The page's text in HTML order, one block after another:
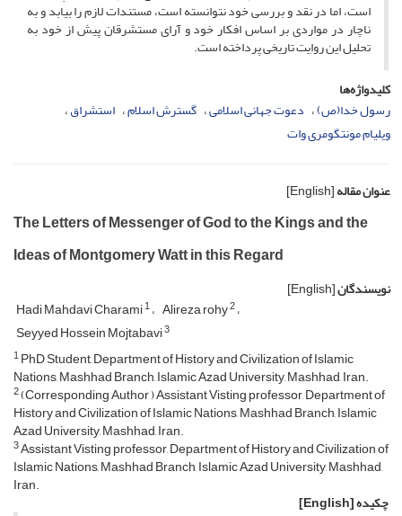
است، اما در نقد و بررسی خود نتوانسته است، مستندات لازم را بیابد و به
ناچار در مواردی بر اساس افکار خود و آرای مستشرقان پیش از خود به
تحلیل این روایت تاریخی پرداخته است.
کلیدواژه‌ها
رسول خدا(ص) دعوت جهانی اسلامی گسترش اسلام استشراق
ویلیام مونتگومری وات
عنوان مقاله[English]
The Letters of Messenger of God to the Kings and the
Ideas of Montgomery Watt in this Regard
نویسندگان[English]
Hadi Mahdavi Charami1 Alireza rohy2
Seyyed Hossein Mojtabavi3
1PhD Student, Department of History and Civilization of Islamic
Nations, Mashhad Branch, Islamic Azad University, Mashhad, Iran.
2(Corresponding Author ) Assistant Visting professor, Department of
History and Civilization of Islamic Nations, Mashhad Branch, Islamic
Azad University, Mashhad, Iran.
3Assistant Visting professor, Department of History and Civilization of
Islamic Nations, Mashhad Branch, Islamic Azad University, Mashhad,
Iran.
چکیده[English]